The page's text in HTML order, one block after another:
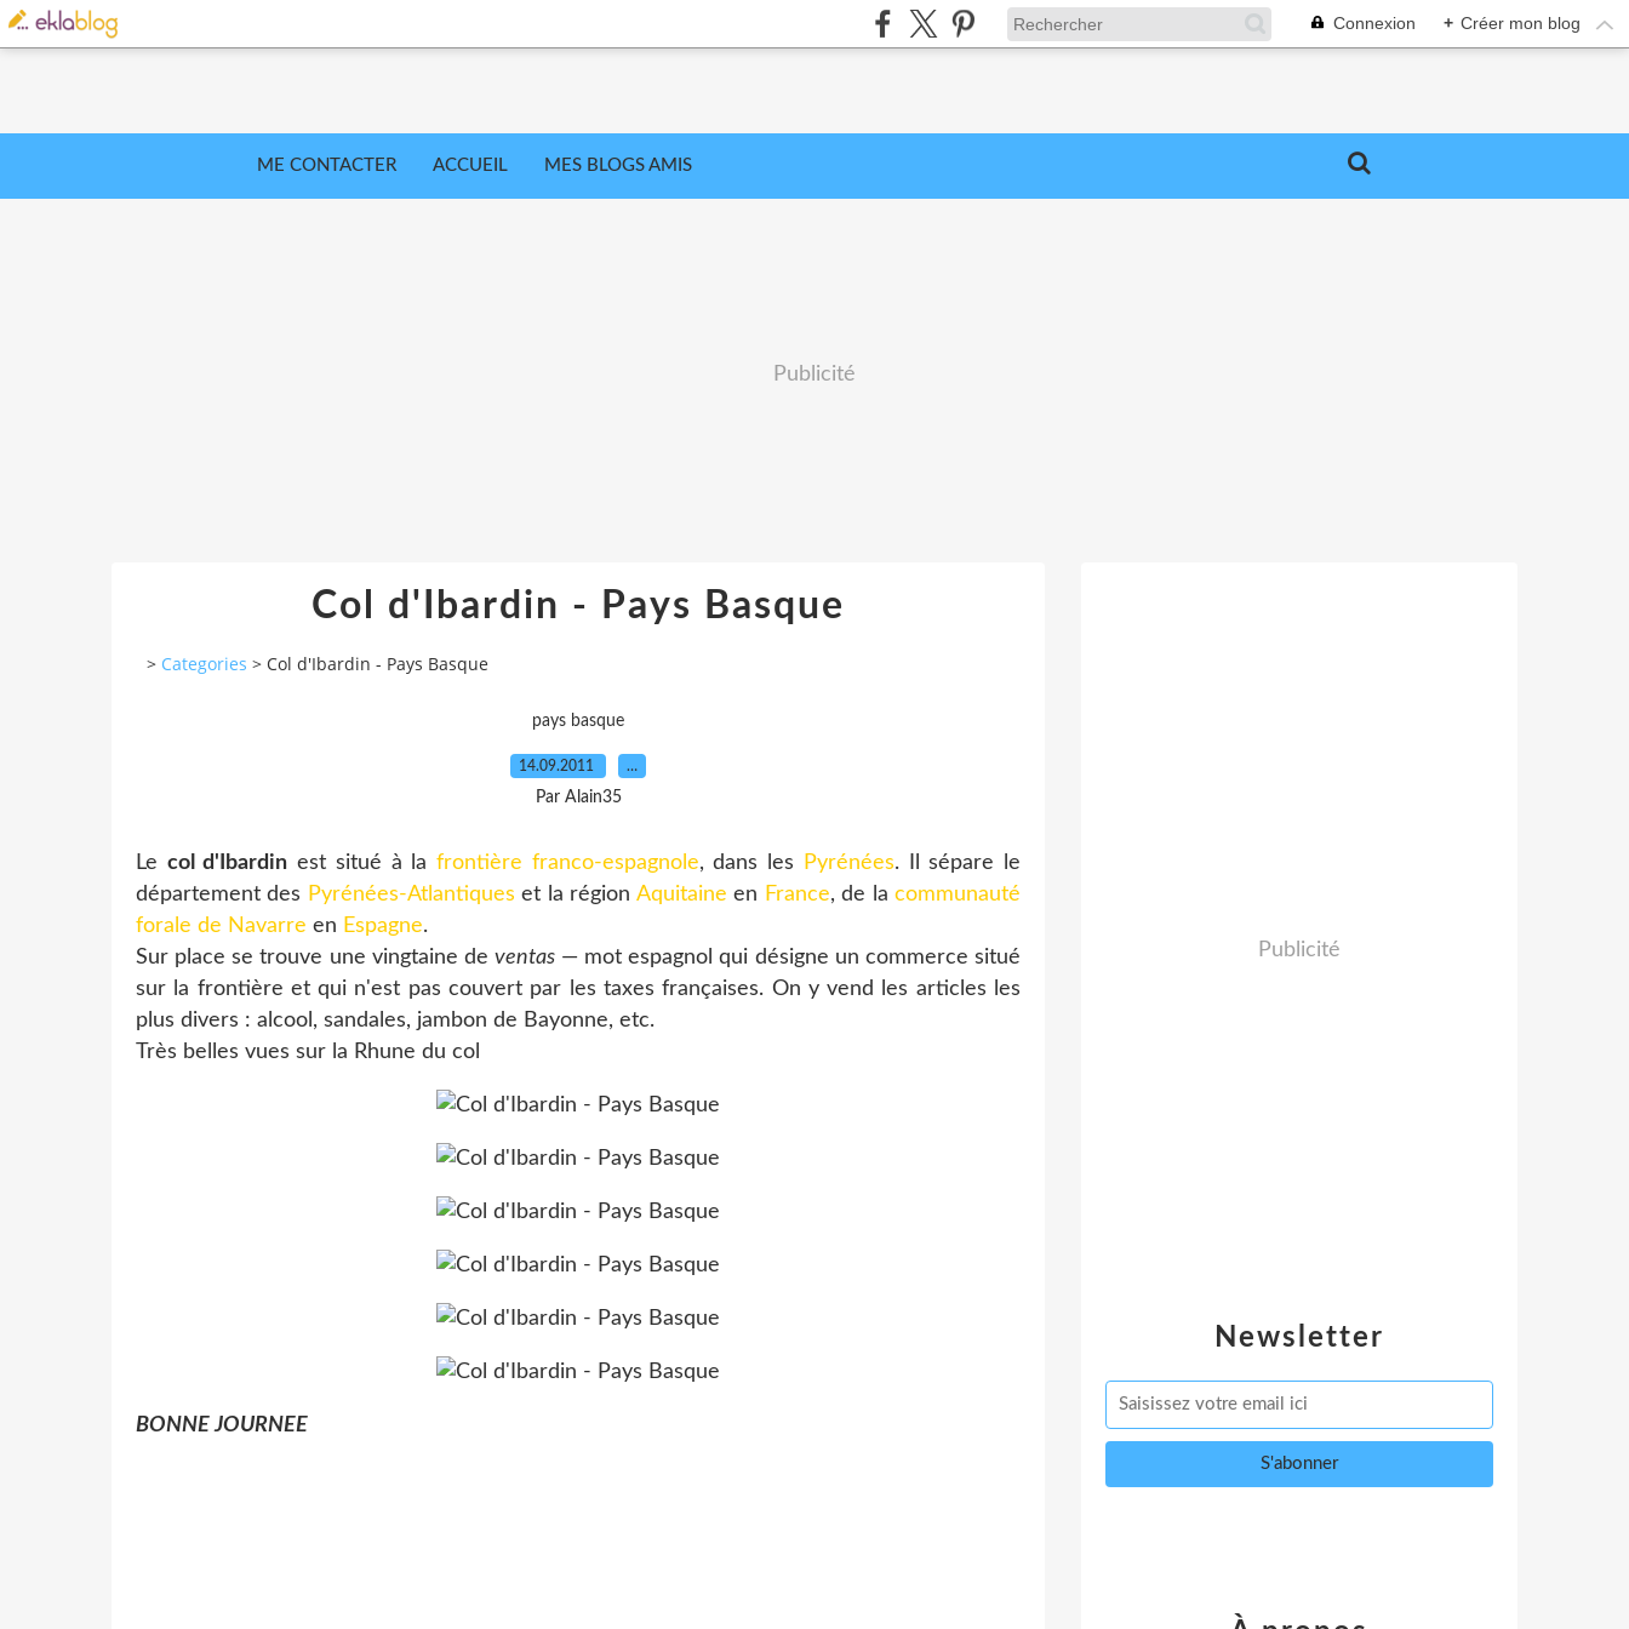
Connexion + Créer mon blog
ME CONTACTER ACCUEIL MES BLOGS AMIS
Publicité
Col d'Ibardin - Pays Basque
> Categories > Col d'Ibardin - Pays Basque
pays basque
14.09.2011 …
Par Alain35
Le col d'Ibardin est situé à lafrontière franco-espagnole, dans les Pyrénées. Il sépare le
département des Pyrénées-Atlantiques et la région Aquitaine en France, de lacommunauté
forale de Navarre en Espagne.
Sur place se trouve une vingtaine de ventas— mot espagnol qui désigne un commerce situé
sur la frontière et qui n'est pas couvert par les taxes françaises. On y vend les articles les
plus divers : alcool, sandales, jambon de Bayonne, etc.
Très belles vues sur la Rhune du col
BONNE JOURNEE
Newsletter
Publicité